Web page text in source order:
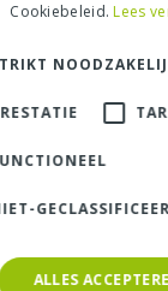
leukste acties,
onze
Cookiebeleid. Lees
ALLES